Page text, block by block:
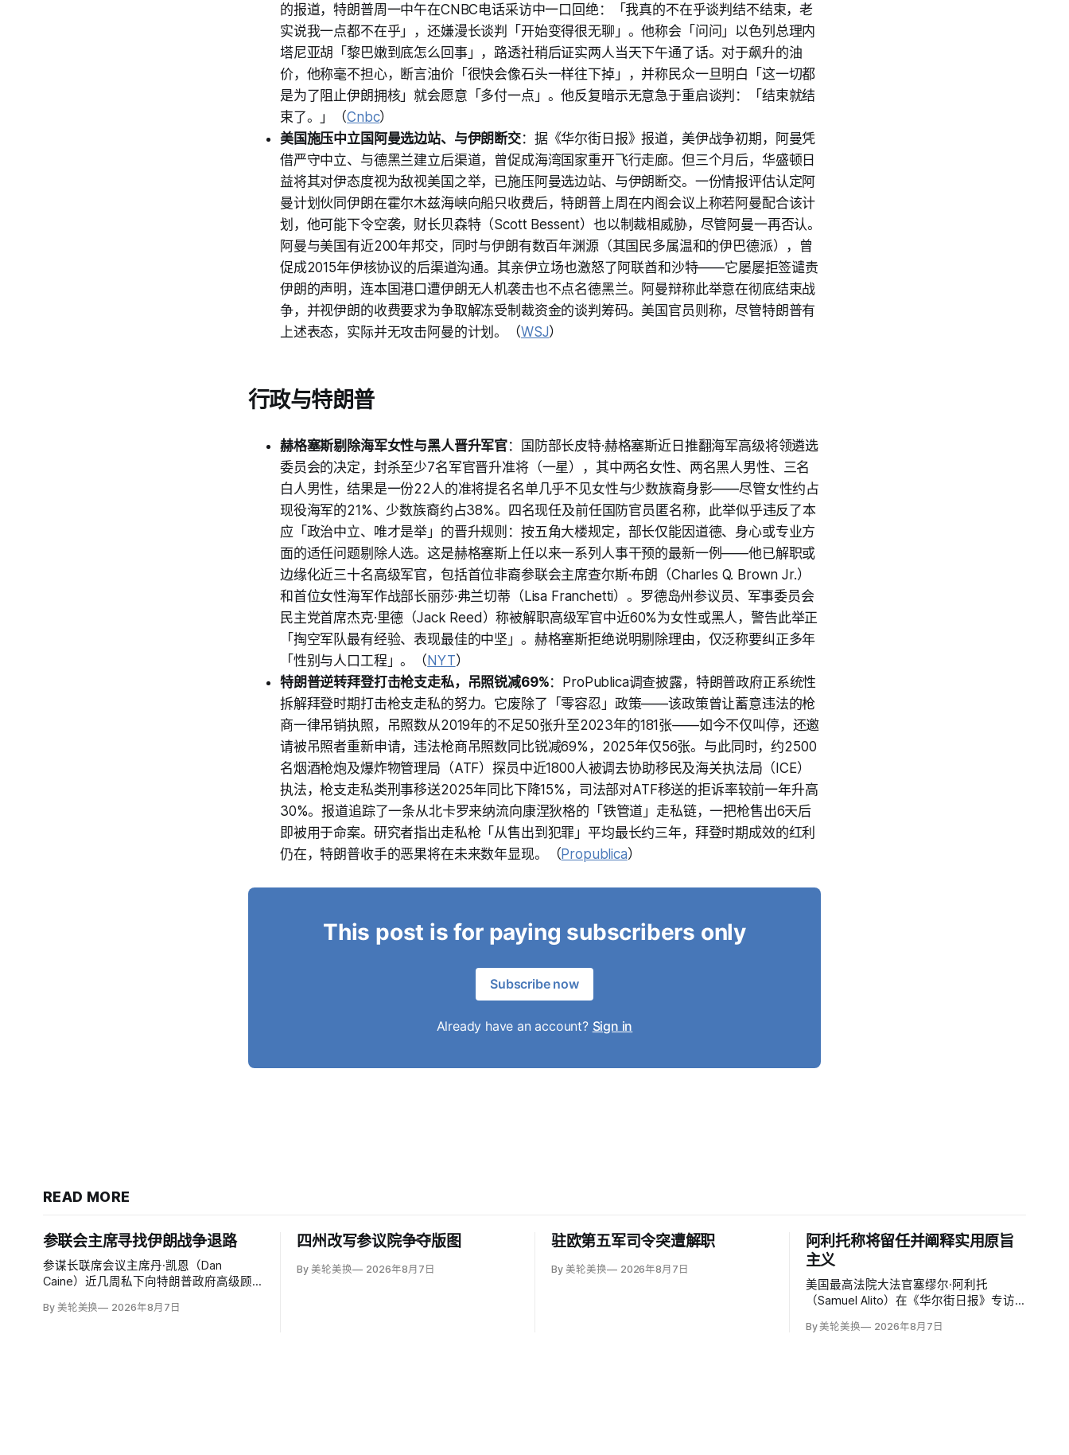
的报道，特朗普周一中午在CNBC电话采访中一口回绝：「我真的不在乎谈判结不结束，老
实说我一点都不在乎」，还嫌漫长谈判「开始变得很无聊」。他称会「问问」以色列总理内
塔尼亚胡「黎巴嫩到底怎么回事」，路透社稍后证实两人当天下午通了话。对于飙升的油
价，他称毫不担心，断言油价「很快会像石头一样往下掉」，并称民众一旦明白「这一切都
是为了阻止伊朗拥核」就会愿意「多付一点」。他反复暗示无意急于重启谈判：「结束就结
束了。」（Cnbc）
美国施压中立国阿曼选边站、与伊朗断交：据《华尔街日报》报道，美伊战争初期，阿曼凭
借严守中立、与德黑兰建立后渠道，曾促成海湾国家重开飞行走廊。但三个月后，华盛顿日
益将其对伊态度视为敌视美国之举，已施压阿曼选边站、与伊朗断交。一份情报评估认定阿
曼计划伙同伊朗在霍尔木兹海峡向船只收费后，特朗普上周在内阁会议上称若阿曼配合该计
划，他可能下令空袭，财长贝森特（Scott Bessent）也以制裁相威胁，尽管阿曼一再否认。
阿曼与美国有近200年邦交，同时与伊朗有数百年渊源（其国民多属温和的伊巴德派），曾
促成2015年伊核协议的后渠道沟通。其亲伊立场也激怒了阿联酋和沙特——它屡屡拒签谴责
伊朗的声明，连本国港口遭伊朗无人机袭击也不点名德黑兰。阿曼辩称此举意在彻底结束战
争，并视伊朗的收费要求为争取解冻受制裁资金的谈判筹码。美国官员则称，尽管特朗普有
上述表态，实际并无攻击阿曼的计划。（WSJ）
行政与特朗普
赫格塞斯剔除海军女性与黑人晋升军官：国防部长皮特·赫格塞斯近日推翻海军高级将领遴选
委员会的决定，封杀至少7名军官晋升准将（一星），其中两名女性、两名黑人男性、三名
白人男性，结果是一份22人的准将提名名单几乎不见女性与少数族裔身影——尽管女性约占
现役海军的21%、少数族裔约占38%。四名现任及前任国防官员匿名称，此举似乎违反了本
应「政治中立、唯才是举」的晋升规则：按五角大楼规定，部长仅能因道德、身心或专业方
面的适任问题剔除人选。这是赫格塞斯上任以来一系列人事干预的最新一例——他已解职或
边缘化近三十名高级军官，包括首位非裔参联会主席查尔斯·布朗（Charles Q. Brown Jr.）
和首位女性海军作战部长丽莎·弗兰切蒂（Lisa Franchetti）。罗德岛州参议员、军事委员会
民主党首席杰克·里德（Jack Reed）称被解职高级军官中近60%为女性或黑人，警告此举正
「掏空军队最有经验、表现最佳的中坚」。赫格塞斯拒绝说明剔除理由，仅泛称要纠正多年
「性别与人口工程」。（NYT）
特朗普逆转拜登打击枪支走私，吊照锐减69%：ProPublica调查披露，特朗普政府正系统性
拆解拜登时期打击枪支走私的努力。它废除了「零容忍」政策——该政策曾让蓄意违法的枪
商一律吊销执照，吊照数从2019年的不足50张升至2023年的181张——如今不仅叫停，还邀
请被吊照者重新申请，违法枪商吊照数同比锐减69%，2025年仅56张。与此同时，约2500
名烟酒枪炮及爆炸物管理局（ATF）探员中近1800人被调去协助移民及海关执法局（ICE）
执法，枪支走私类刑事移送2025年同比下降15%，司法部对ATF移送的拒诉率较前一年升高
30%。报道追踪了一条从北卡罗来纳流向康涅狄格的「铁管道」走私链，一把枪售出6天后
即被用于命案。研究者指出走私枪「从售出到犯罪」平均最长约三年，拜登时期成效的红利
仍在，特朗普收手的恶果将在未来数年显现。（Propublica）
This post is for paying subscribers only
Subscribe now
Already have an account? Sign in
READ MORE
参联会主席寻找伊朗战争退路
参谋长联席会议主席丹·凯恩（Dan
Caine）近几周私下向特朗普政府高级顾
战争寻找「退路」：现有升级方案可能反
By 美轮美换 2026年8月7日
四州改写参议院争夺版图
By 美轮美换 2026年8月7日
驻欧第五军司令突遭解职
By 美轮美换 2026年8月7日
阿利托称将留任并阐释实用原旨
主义
美国最高法院大法官塞缪尔·阿利托
（Samuel Alito）在《华尔街日报》专访
定保守派要求他趁共和党掌控参议院时退
By 美轮美换 2026年8月7日